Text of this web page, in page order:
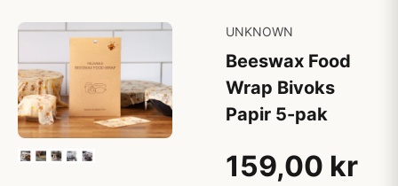
UNKNOWN
Beeswax Food
Wrap Bivoks
Papir 5-pak
159,00 kr